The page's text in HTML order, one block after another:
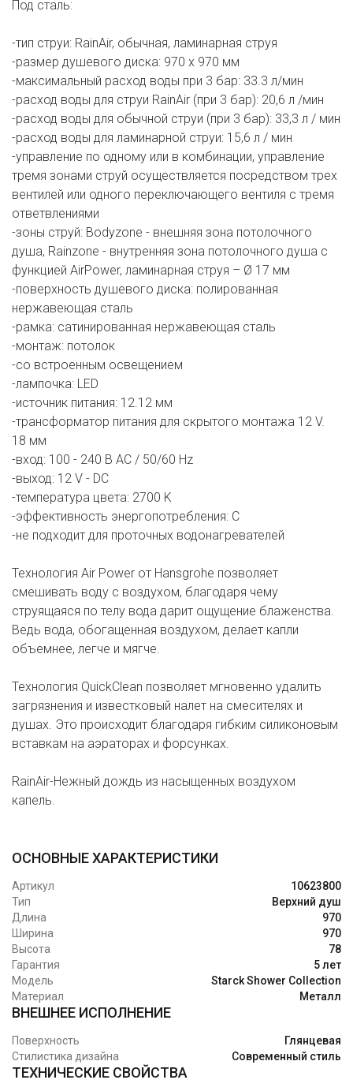
Под сталь:
-тип струи: RainAir, обычная, ламинарная струя
-размер душевого диска: 970 x 970 мм
-максимальный расход воды при 3 бар: 33.3 л/мин
-расход воды для струи RainAir (при 3 бар): 20,6 л /мин
-расход воды для обычной струи (при 3 бар): 33,3 л / мин
-расход воды для ламинарной струи: 15,6 л / мин
-управление по одному или в комбинации, управление
тремя зонами струй осуществляется посредством трех
вентилей или одного переключающего вентиля с тремя
ответвлениями
-зоны струй: Bodyzone - внешняя зона потолочного
душа, Rainzone - внутренняя зона потолочного душа с
функцией AirPower, ламинарная струя – Ø 17 мм
-поверхность душевого диска: полированная
нержавеющая сталь
-рамка: сатинированная нержавеющая сталь
-монтаж: потолок
-со встроенным освещением
-лампочка: LED
-источник питания: 12.12 мм
-трансформатор питания для скрытого монтажа 12 V.
18 мм
-вход: 100 - 240 В AC / 50/60 Hz
-выход: 12 V - DC
-температура цвета: 2700 K
-эффективность энергопотребления: C
-не подходит для проточных водонагревателей
Технология Air Power от Hansgrohe позволяет
смешивать воду с воздухом, благодаря чему
струящаяся по телу вода дарит ощущение блаженства.
Ведь вода, обогащенная воздухом, делает капли
объемнее, легче и мягче.
Технология QuickClean позволяет мгновенно удалить
загрязнения и известковый налет на смесителях и
душах. Это происходит благодаря гибким силиконовым
вставкам на аэраторах и форсунках.
RainAir-Нежный дождь из насыщенных воздухом
капель.
ОСНОВНЫЕ ХАРАКТЕРИСТИКИ
Артикул
10623800
Тип
Верхний душ
Длина
970
Ширина
970
Высота
78
Гарантия
5 лет
Модель
Starck Shower Collection
Материал
Металл
ВНЕШНЕЕ ИСПОЛНЕНИЕ
Поверхность
Глянцевая
Стилистика дизайна
Современный стиль
ТЕХНИЧЕСКИЕ СВОЙСТВА